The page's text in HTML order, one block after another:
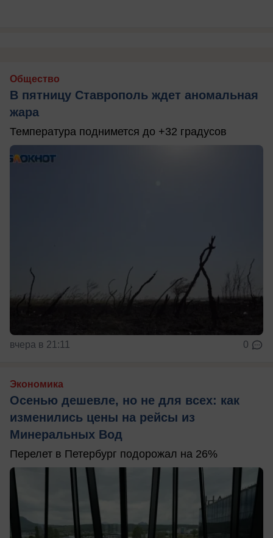
Общество
В пятницу Ставрополь ждет аномальная
жара
Температура поднимется до +32 градусов
вчера в 21:11 0
Экономика
Осенью дешевле, но не для всех: как
изменились цены на рейсы из
Минеральных Вод
Перелет в Петербург подорожал на 26%